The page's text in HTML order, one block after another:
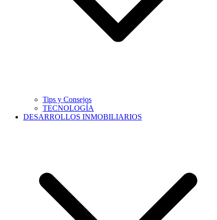
Tips y Consejos
TECNOLOGÍA
DESARROLLOS INMOBILIARIOS